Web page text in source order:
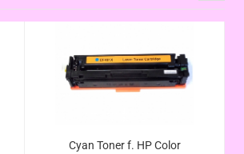
Cyan Toner f. HP Color